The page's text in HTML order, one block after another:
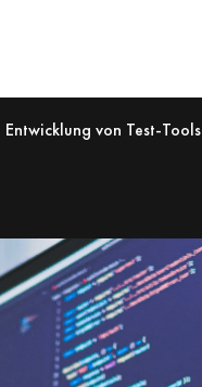
Entwicklung von Test-Tools